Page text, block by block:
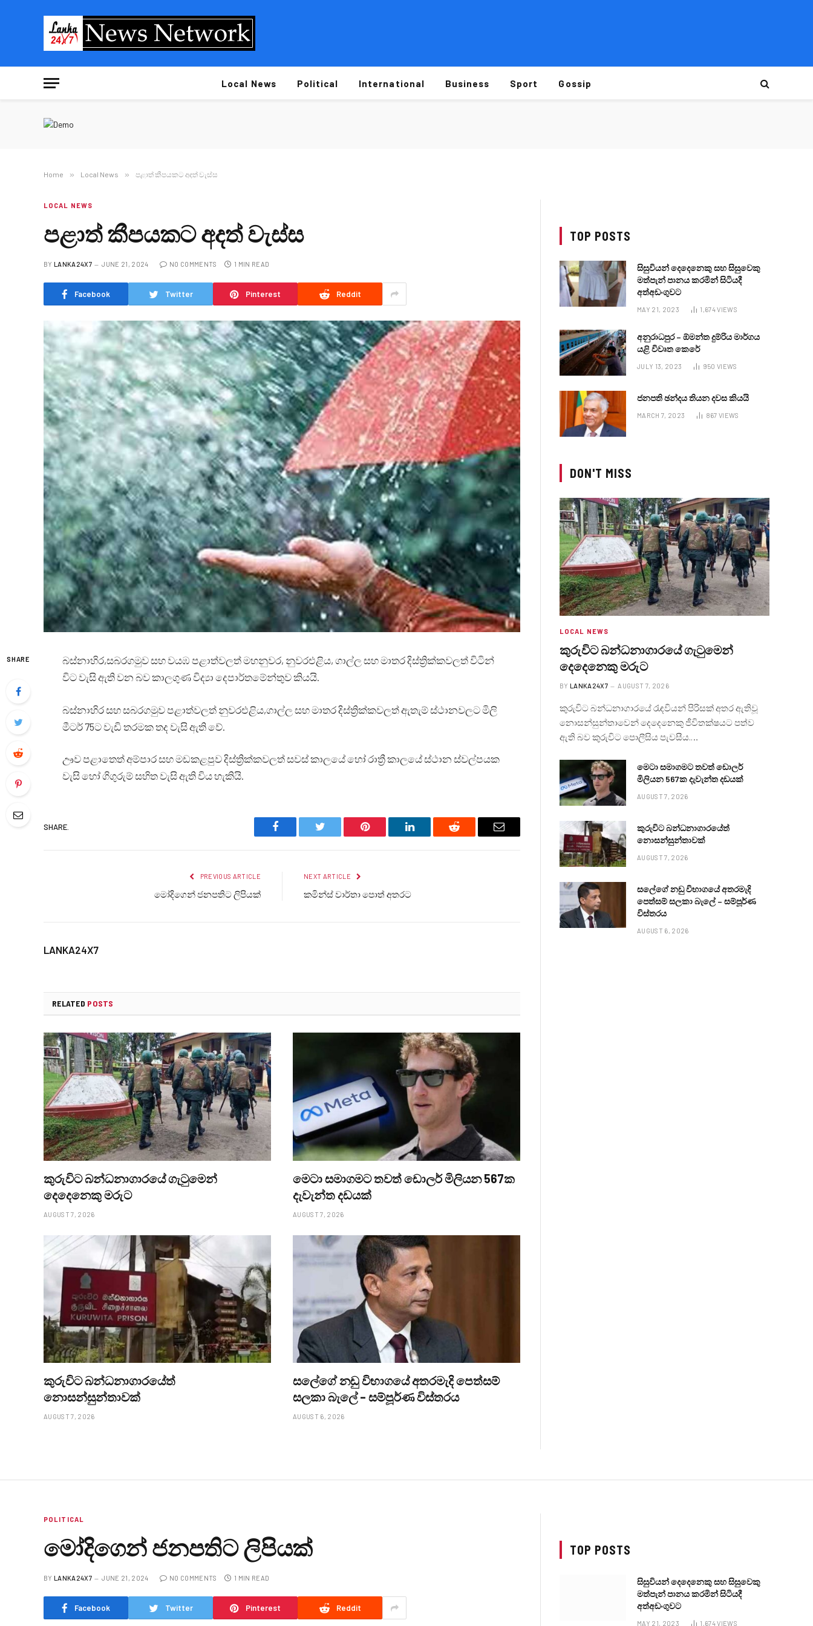
Local News Political International Business Sport Gossip
Home » Local News » පළාත් කීපයකට අදත් වැස්ස
LOCAL NEWS
පළාත් කීපයකට අදත් වැස්ස
BY LANKA24X7 JUNE 21, 2024 NO COMMENTS 1 MIN READ
Facebook Twitter Pinterest Reddit
SHARE
බස්නාහිර,සබරගමුව සහ වයඹ පළාත්වලත් මහනුවර, නුවරඑළිය, ගාල්ල සහ මාතර දිස්ත්‍රික්කවලත් විටින්
විට වැසි ඇති වන බව කාලගුණ විද්‍යා දෙපාර්තමේන්තුව කියයි.
බස්නාහිර සහ සබරගමුව පළාත්වලත් නුවරඑළිය,ගාල්ල සහ මාතර දිස්ත්‍රික්කවලත් ඇතැම් ස්ථානවලට මිලි
මීටර් 75ට වැඩි තරමක තද වැසි ඇති වේ.
ඌව පළාතෙත් අම්පාර සහ මඩකළපුව දිස්ත්‍රික්කවලත් සවස් කාලයේ හෝ රාත්‍රී කාලයේ ස්ථාන ස්වල්පයක
වැසි හෝ ගිගුරුම් සහිත වැසි ඇති විය හැකියි.
SHARE.
Facebook Twitter Pinterest LinkedIn Reddit Email
PREVIOUS ARTICLE
මෝදිගෙන් ජනපතිට ලිපියක්
NEXT ARTICLE
කමින්ස් වාර්තා පොත් අතරට
LANKA24X7
RELATED POSTS
කුරුවිට බන්ධනාගාරයේ ගැටුමෙන්
දෙදෙනෙකු මරුට
AUGUST 7, 2026
මෙටා සමාගමට තවත් ඩොලර් මිලියන 567ක
දැවැන්ත දඩයක්
AUGUST 7, 2026
කුරුවිට බන්ධනාගාරයේත්
නොසන්සුන්තාවක්
AUGUST 7, 2026
සලේගේ නඩු විභාගයේ අතරමැදි පෙත්සම්
සලකා බැලේ – සම්පූර්ණ විස්තරය
AUGUST 6, 2026
TOP POSTS
සිසුවියන් දෙදෙනෙකු සහ සිසුවෙකු
මත්පැන් පානය කරමින් සිටියදී
අත්අඩංගුවට
MAY 21, 2023 1,674VIEWS
අනුරාධපුර – ඕමන්ත දුම්රිය මාර්ගය
යළි විවෘත කෙරේ
JULY 13, 2023 950 VIEWS
ජනපති ඡන්දය තියන දවස කියයි
MARCH 7, 2023 867 VIEWS
DON'T MISS
LOCAL NEWS
කුරුවිට බන්ධනාගාරයේ ගැටුමෙන්
දෙදෙනෙකු මරුට
BY LANKA24X7 AUGUST 7, 2026
කුරුවිට බන්ධනාගාරයේ රැඳවියන් පිරිසක් අතර ඇතිවූ
නොසන්සුන්තාවෙන් දෙදෙනෙකු ජීවිතක්ෂයට පත්ව
ඇති බව කුරුවිට පොලීසිය පැවසීය.…
මෙටා සමාගමට තවත් ඩොලර්
මිලියන 567ක දැවැන්ත දඩයක්
AUGUST 7, 2026
කුරුවිට බන්ධනාගාරයේත්
නොසන්සුන්තාවක්
AUGUST 7, 2026
සලේගේ නඩු විභාගයේ අතරමැදි
පෙත්සම් සලකා බැලේ – සම්පූර්ණ
විස්තරය
AUGUST 6, 2026
POLITICAL
මෝදිගෙන් ජනපතිට ලිපියක්
BY LANKA24X7 JUNE 21, 2024 NO COMMENTS 1 MIN READ
Facebook Twitter Pinterest Reddit
TOP POSTS
සිසුවියන් දෙදෙනෙකු සහ සිසුවෙකු
මත්පැන් පානය කරමින් සිටියදී
අත්අඩංගුවට
MAY 21, 2023 1,674VIEWS